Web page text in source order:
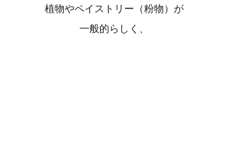
植物やペイストリー（粉物）が
一般的らしく、